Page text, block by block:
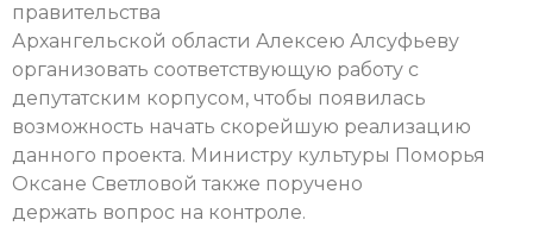
правительства
Архангельской области Алексею Алсуфьеву
организовать соответствующую работу с
депутатским корпусом, чтобы появилась
возможность начать скорейшую реализацию
данного проекта. Министру культуры Поморья
Оксане Светловой также поручено
держать вопрос на контроле.